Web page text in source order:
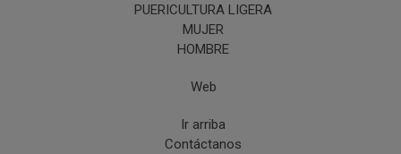
PUERICULTURA LIGERA
MUJER
HOMBRE
Web
Ir arriba
Contáctanos